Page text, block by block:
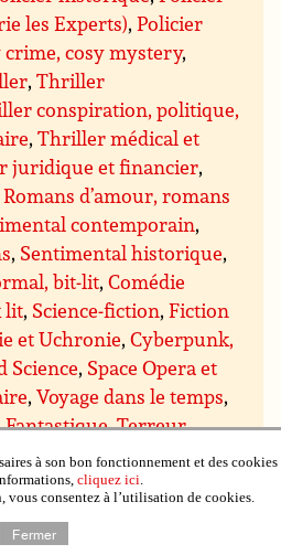
les Experts),Policier
crime, cosy mystery,
,Thriller
conspiration, politique,
,Thriller médical et
juridique et financier,
Romans d’amour, romans
contemporain,
, Sentimental historique,
bit-lit,Comédie
lit, Science-fiction,Fiction
et Uchronie,Cyberpunk,
Science, Space Opera et
,Voyage dans le temps,
Fantastique, Terreur,
Gothique
Créatures
zombie, fantôme, fée,
,Fantasy médiévale
fantasy
à son bon fonctionnement et des cookies
cliquez ici.
consentez à l’utilisation de cookies.
Fermer